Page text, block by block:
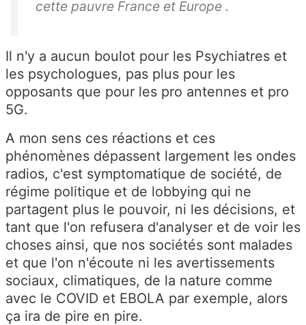
cette pauvre France et Europe .
Il n'y a aucun boulot pour les Psychiatres et
les psychologues, pas plus pour les
opposants que pour les pro antennes et pro
5G.
A mon sens ces réactions et ces
phénomènes dépassent largement les ondes
radios, c'est symptomatique de société, de
régime politique et de lobbying qui ne
partagent plus le pouvoir, ni les décisions, et
tant que l'on refusera d'analyser et de voir les
choses ainsi, que nos sociétés sont malades
et que l'on n'écoute ni les avertissements
sociaux, climatiques, de la nature comme
avec le COVID et EBOLA par exemple, alors
ça ira de pire en pire.